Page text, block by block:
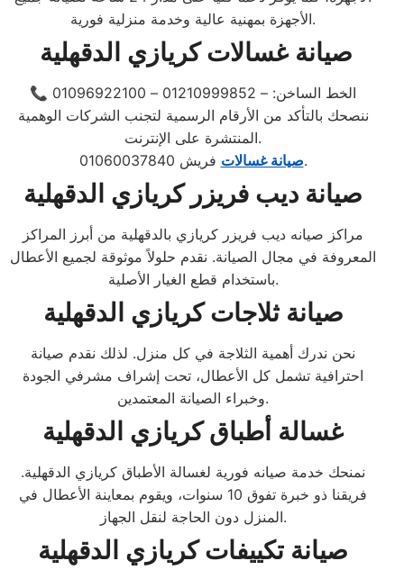
الأجهزة بمهنية عالية وخدمة منزلية فورية.
صيانة غسالات كريازي الدقهلية
📞 الخط الساخن: – 01210999852 – 01096922100
ننصحك بالتأكد من الأرقام الرسمية لتجنب الشركات الوهمية
المنتشرة على الإنترنت.
صيانة غسالاتفريش 01060037840.
صيانة ديب فريزر كريازي الدقهلية
مراكز صيانه ديب فريزر كريازي بالدقهلية من أبرز المراكز
المعروفة في مجال الصيانة. نقدم حلولاً موثوقة لجميع الأعطال
باستخدام قطع الغيار الأصلية.
صيانة ثلاجات كريازي الدقهلية
نحن ندرك أهمية الثلاجة في كل منزل. لذلك نقدم صيانة
احترافية تشمل كل الأعطال، تحت إشراف مشرفي الجودة
وخبراء الصيانة المعتمدين.
غسالة أطباق كريازي الدقهلية
نمنحك خدمة صيانه فورية لغسالة الأطباق كريازي الدقهلية.
فريقنا ذو خبرة تفوق 10 سنوات، ويقوم بمعاينة الأعطال في
المنزل دون الحاجة لنقل الجهاز.
صيانة تكييفات كريازي الدقهلية